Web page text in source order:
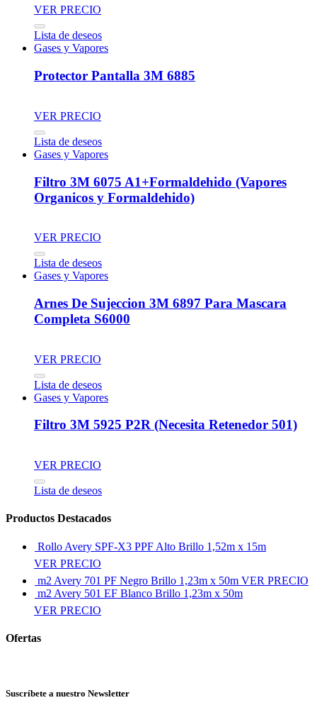
VER PRECIO
Lista de deseos
Gases y Vapores
Protector Pantalla 3M 6885
VER PRECIO
Lista de deseos
Gases y Vapores
Filtro 3M 6075 A1+Formaldehido (Vapores
Organicos y Formaldehido)
VER PRECIO
Lista de deseos
Gases y Vapores
Arnes De Sujeccion 3M 6897 Para Mascara
Completa S6000
VER PRECIO
Lista de deseos
Gases y Vapores
Filtro 3M 5925 P2R (Necesita Retenedor 501)
VER PRECIO
Lista de deseos
Productos Destacados
Rollo Avery SPF-X3 PPF Alto Brillo 1,52m x 15m
VER PRECIO
m2 Avery 701 PF Negro Brillo 1,23m x 50m VER PRECIO
m2 Avery 501 EF Blanco Brillo 1,23m x 50m
VER PRECIO
Ofertas
Suscríbete a nuestro Newsletter